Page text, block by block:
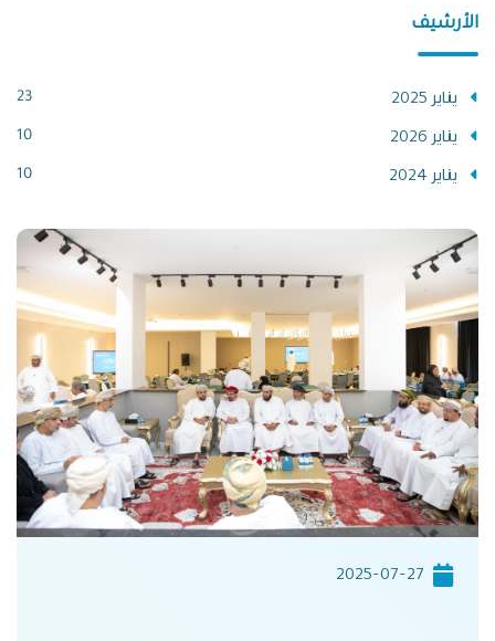
الأرشيف
يناير 2025 23
يناير 2026 10
يناير 2024 10
2025-07-27